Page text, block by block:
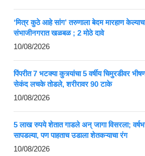
‘मित्र कुठे आहे सांग’ तरुणाला बेदम मारहाण
संभाजीनगरात खळबळ ; 2 मोठे दावे
10/08/2026
पिंपरीत 7 भटक्या कुत्र्यांचा 5 वर्षीय चिमुरडीवर
सेकंद लचके तोडले, शरीरावर 90 टाके
10/08/2026
5 लाख रुपये शेतात गाडले अन् जागा विसरला;
सापडल्या, पण पाहताच उडाला शेतकऱ्याचा रंग
10/08/2026